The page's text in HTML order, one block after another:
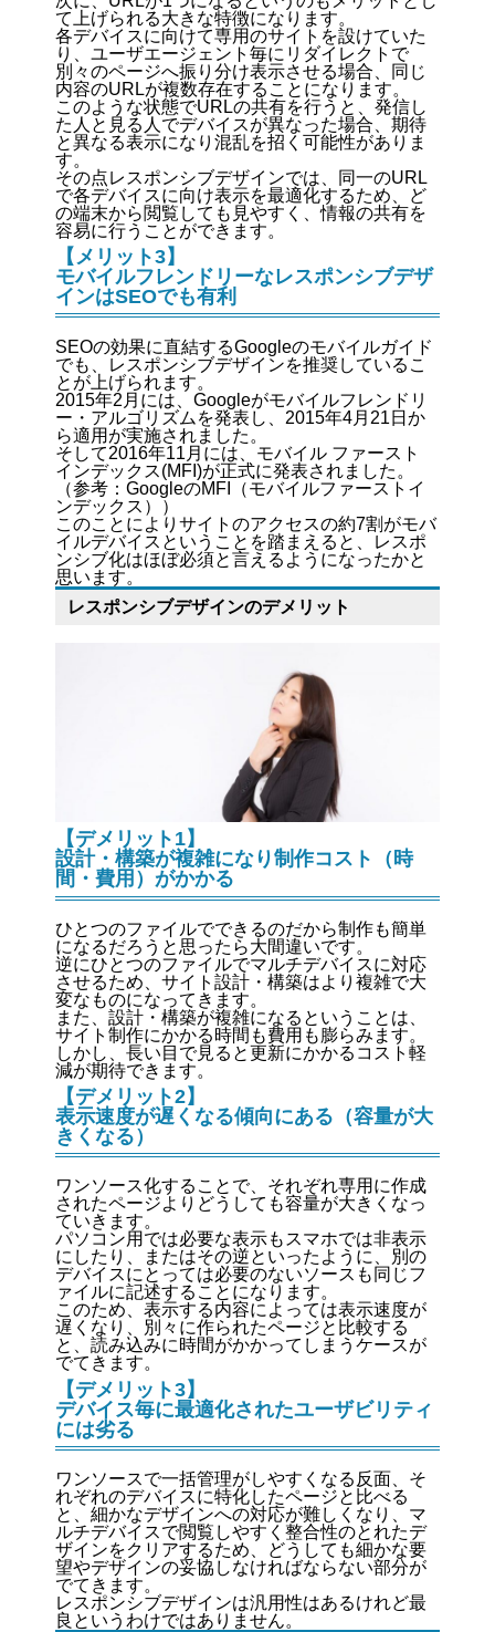
て上げられる大きな特徴になります。
各デバイスに向けて専用のサイトを設けていた
り、ユーザエージェント毎にリダイレクトで
別々のページへ振り分け表示させる場合、同じ
内容のURLが複数存在することになります。
このような状態でURLの共有を行うと、発信し
た人と見る人でデバイスが異なった場合、期待
と異なる表示になり混乱を招く可能性がありま
す。
その点レスポンシブデザインでは、同一のURL
で各デバイスに向け表示を最適化するため、ど
の端末から閲覧しても見やすく、情報の共有を
容易に行うことができます。
【メリット3】
モバイルフレンドリーなレスポンシブデザ
インはSEOでも有利
SEOの効果に直結するGoogleのモバイルガイド
でも、レスポンシブデザインを推奨しているこ
とが上げられます。
2015年2月には、Googleがモバイルフレンドリ
ー・アルゴリズムを発表し、2015年4月21日か
ら適用が実施されました。
そして2016年11月には、モバイル ファースト
インデックス(MFI)が正式に発表されました。
（参考： GoogleのMFI（モバイルファーストイ
ンデックス）
）
このことによりサイトのアクセスの約7割がモバ
イルデバイスということを踏まえると、レスポ
ンシブ化はほぼ必須と言えるようになったかと
思います。
レスポンシブデザインのデメリット
【デメリット1】
設計・構築が複雑になり制作コスト（時
間・費用）がかかる
ひとつのファイルでできるのだから制作も簡単
になるだろうと思ったら大間違いです。
逆にひとつのファイルでマルチデバイスに対応
させるため、サイト設計・構築はより複雑で大
変なものになってきます。
また、設計・構築が複雑になるということは、
サイト制作にかかる時間も費用も膨らみます。
しかし、長い目で見ると更新にかかるコスト軽
減が期待できます。
【デメリット2】
表示速度が遅くなる傾向にある（容量が大
きくなる）
ワンソース化することで、それぞれ専用に作成
されたページよりどうしても容量が大きくなっ
ていきます。
パソコン用では必要な表示もスマホでは非表示
にしたり、またはその逆といったように、別の
デバイスにとっては必要のないソースも同じフ
ァイルに記述することになります。
このため、表示する内容によっては表示速度が
遅くなり、別々に作られたページと比較する
と、読み込みに時間がかかってしまうケースが
でてきます。
【デメリット3】
デバイス毎に最適化されたユーザビリティ
には劣る
ワンソースで一括管理がしやすくなる反面、そ
れぞれのデバイスに特化したページと比べる
と、細かなデザインへの対応が難しくなり、マ
ルチデバイスで閲覧しやすく整合性のとれたデ
ザインをクリアするため、どうしても細かな要
望やデザインの妥協しなければならない部分が
でてきます。
レスポンシブデザインは汎用性はあるけれど最
良というわけではありません。